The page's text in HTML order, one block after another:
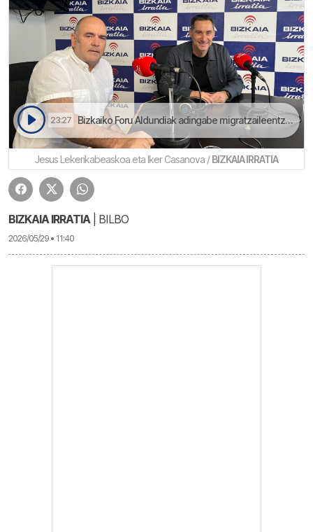
23:27 Bizkaiko Foru Aldundiak adingabe migratzaileentzako Galdakaoko Viveroko zentroa itxiko dau | Goizeko Izarretan
Jesus Lekerikabeaskoa eta Iker Casanova /BIZKAIA IRRATIA
BIZKAIA IRRATIA | BILBO
2026/05/29 • 11:40